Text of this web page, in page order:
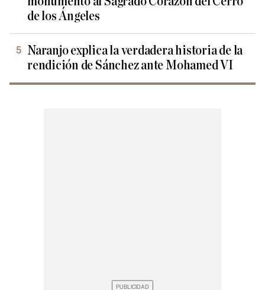
de los Ángeles
Naranjo explica la verdadera historia de la
rendición de Sánchez ante Mohamed VI